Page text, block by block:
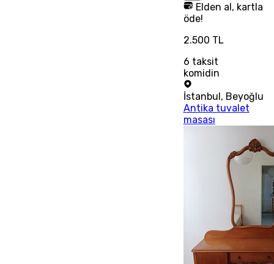
Elden al, kartla
öde!
2.500 TL
6 taksit
komidin
İstanbul, Beyoğlu
Antika tuvalet
masası